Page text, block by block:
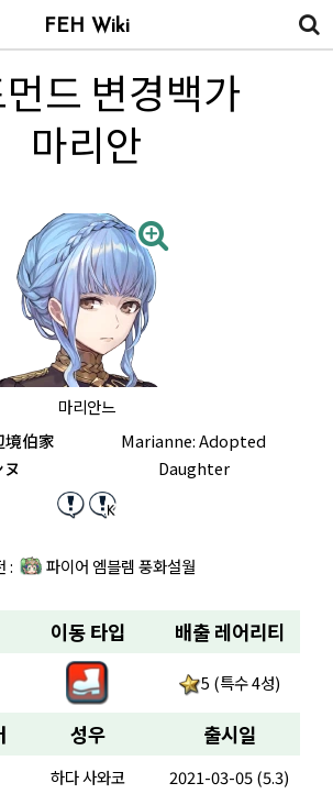
드 변경백가
마리안
마리안느
境伯家
Marianne: Adopted
Daughter
: 파이어 엠블렘 풍화설월
이동 타입 배출 레어리티
5 (특수 4성)
성우 출시일
하다 사와코 2021-03-05 (5.3)
FEH Wiki